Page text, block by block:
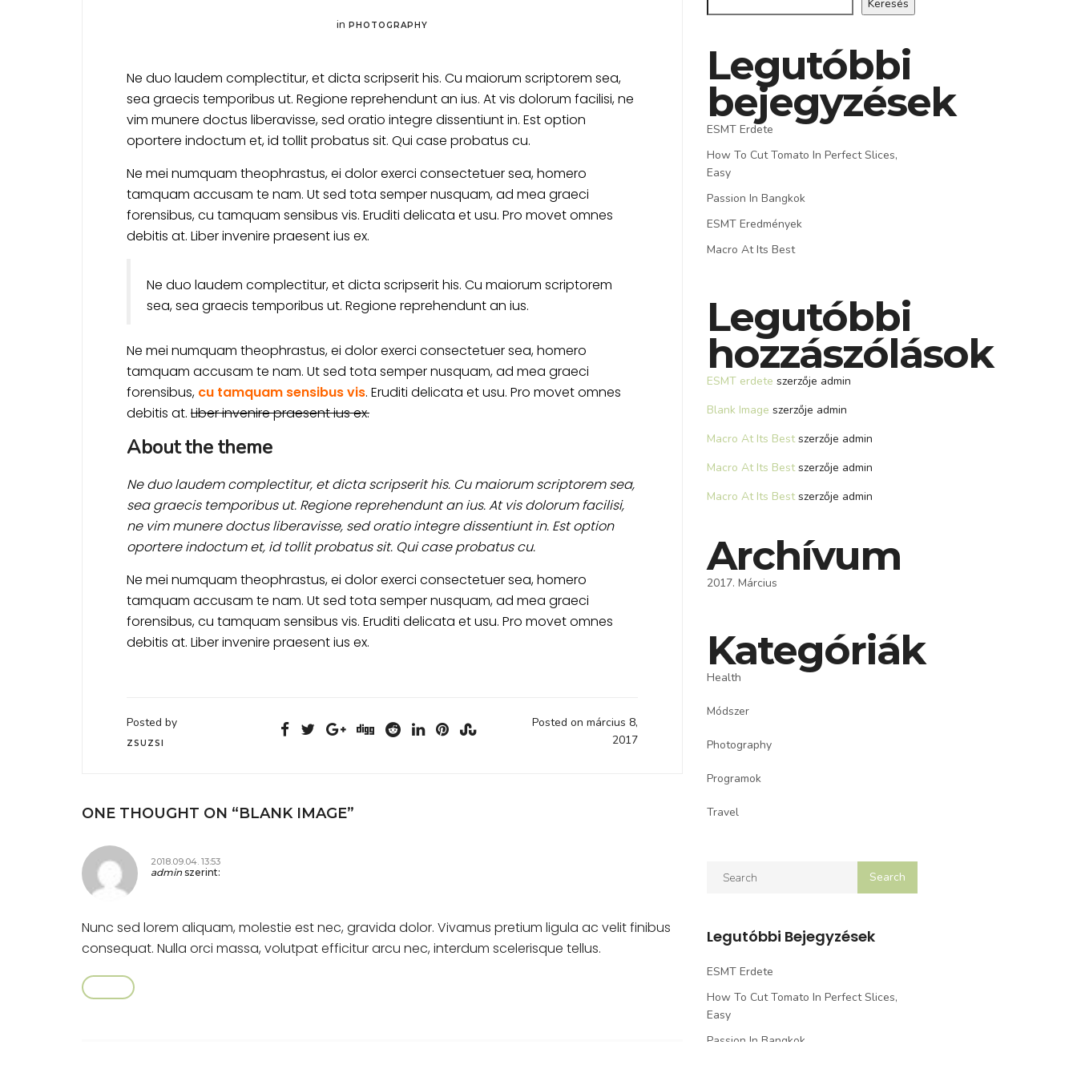
in PHOTOGRAPHY
Ne duo laudem complectitur, et dicta scripserit his. Cu maiorum scriptorem sea,
sea graecis temporibus ut. Regione reprehendunt an ius. At vis dolorum facilisi, ne
vim munere doctus liberavisse, sed oratio integre dissentiunt in. Est option
oportere indoctum et, id tollit probatus sit. Qui case probatus cu.
Ne mei numquam theophrastus, ei dolor exerci consectetuer sea, homero
tamquam accusam te nam. Ut sed tota semper nusquam, ad mea graeci
forensibus, cu tamquam sensibus vis. Eruditi delicata et usu. Pro movet omnes
debitis at. Liber invenire praesent ius ex.
Ne duo laudem complectitur, et dicta scripserit his. Cu maiorum scriptorem
sea, sea graecis temporibus ut. Regione reprehendunt an ius.
Ne mei numquam theophrastus, ei dolor exerci consectetuer sea, homero
tamquam accusam te nam. Ut sed tota semper nusquam, ad mea graeci
forensibus, cu tamquam sensibus vis. Eruditi delicata et usu. Pro movet omnes
debitis at. Liber invenire praesent ius ex.
About the theme
Ne duo laudem complectitur, et dicta scripserit his. Cu maiorum scriptorem sea,
sea graecis temporibus ut. Regione reprehendunt an ius. At vis dolorum facilisi,
ne vim munere doctus liberavisse, sed oratio integre dissentiunt in. Est option
oportere indoctum et, id tollit probatus sit. Qui case probatus cu.
Ne mei numquam theophrastus, ei dolor exerci consectetuer sea, homero
tamquam accusam te nam. Ut sed tota semper nusquam, ad mea graeci
forensibus, cu tamquam sensibus vis. Eruditi delicata et usu. Pro movet omnes
debitis at. Liber invenire praesent ius ex.
Posted by
ZSUZSI
Posted on március 8,
2017
ONE THOUGHT ON “BLANK IMAGE”
admin szerint:
2018.09.04. 13:53
Nunc sed lorem aliquam, molestie est nec, gravida dolor. Vivamus pretium ligula ac velit finibus
consequat. Nulla orci massa, volutpat efficitur arcu nec, interdum scelerisque tellus.
Keresés
Legutóbbi
bejegyzések
ESMT Erdete
How To Cut Tomato In Perfect Slices,
Easy
Passion In Bangkok
ESMT Eredmények
Macro At Its Best
Legutóbbi
hozzászólások
ESMT erdete szerzője admin
Blank Image szerzője admin
Macro At Its Bestszerzője admin
Macro At Its Bestszerzője admin
Macro At Its Bestszerzője admin
Archívum
2017. Március
Kategóriák
Health
Módszer
Photography
Programok
Travel
Legutóbbi Bejegyzések
ESMT Erdete
How To Cut Tomato In Perfect Slices,
Easy
Passion In Bangkok